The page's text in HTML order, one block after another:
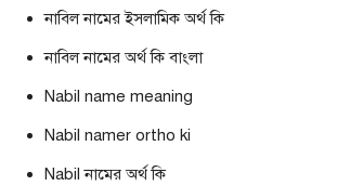
নাবিল নামের ইসলামিক অর্থ কি
নাবিল নামের অর্থ কি বাংলা
Nabil name meaning
Nabil namer ortho ki
Nabil নামের অর্থ কি